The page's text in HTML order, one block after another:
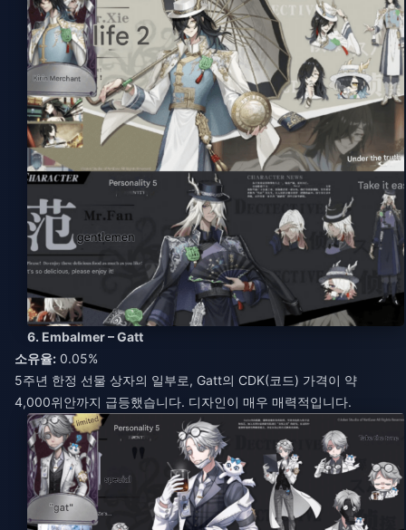
6. Embalmer – Gatt
소유율: 0.05%
5주년 한정 선물 상자의 일부로, Gatt의 CDK(코드) 가격이 약
4,000위안까지 급등했습니다. 디자인이 매우 매력적입니다.